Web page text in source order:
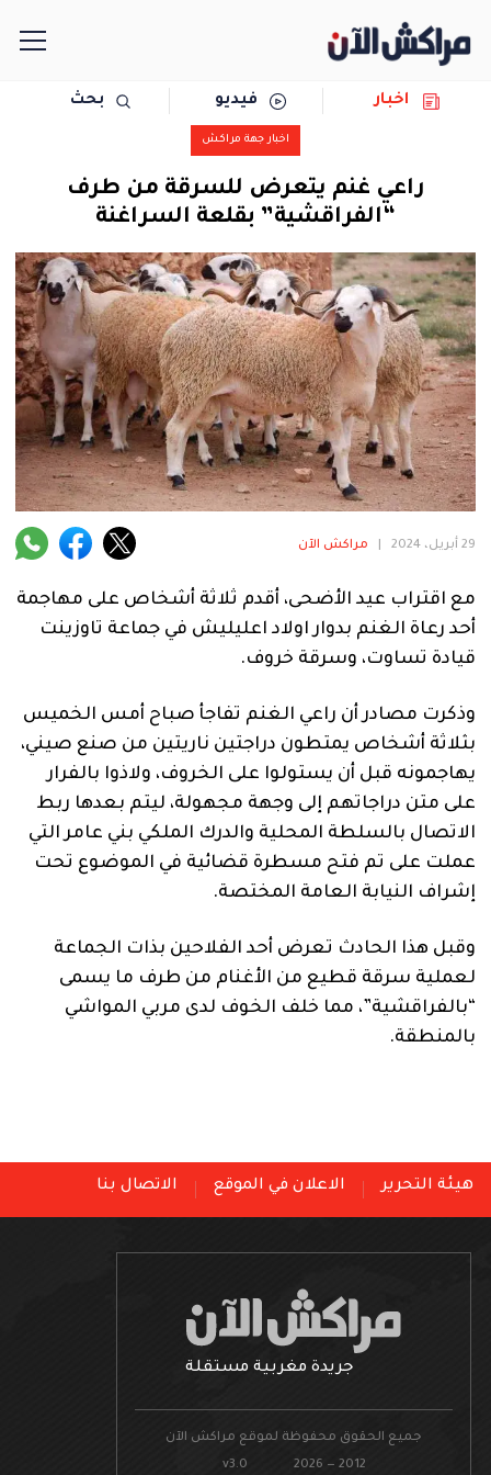
رياضة
حوادث
دولية
المرأة
فنية
منوعة
آراء
اخبار فيديو بحث
اخبار جهة مراكش
راعي غنم يتعرض للسرقة من طرف
“الفراقشية” بقلعة السراغنة
29 أبريل، 2024 مراكش الآن
مع اقتراب عيد الأضحى، أقدم ثلاثة أشخاص على مهاجمة
أحد رعاة الغنم بدوار اولاد اعليليش في جماعة تاوزينت
قيادة تساوت، وسرقة خروف.
وذكرت مصادر أن راعي الغنم تفاجأ صباح أمس الخميس
بثلاثة أشخاص يمتطون دراجتين ناريتين من صنع صيني،
يهاجمونه قبل أن يستولوا على الخروف، ولاذوا بالفرار
على متن دراجاتهم إلى وجهة مجهولة، ليتم بعدها ربط
الاتصال بالسلطة المحلية والدرك الملكي بني عامر التي
عملت على تم فتح مسطرة قضائية في الموضوع تحت
إشراف النيابة العامة المختصة.
وقبل هذا الحادث تعرض أحد الفلاحين بذات الجماعة
لعملية سرقة قطيع من الأغنام من طرف ما يسمى
“بالفراقشية”، مما خلف الخوف لدى مربي المواشي
بالمنطقة.
هيئة التحرير الاعلان في الموقع الاتصال بنا
جريدة مغربية مستقلة
جميع الحقوق محفوظة لموقع مراكش الآن
v3.0 2026 — 2012